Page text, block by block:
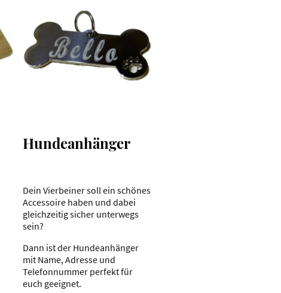
Hundeanhänger
Dein Vierbeiner soll ein schönes
Accessoire haben und dabei
gleichzeitig sicher unterwegs
sein?
Dann ist der Hundeanhänger
mit Name, Adresse und
Telefonnummer perfekt für
euch geeignet.